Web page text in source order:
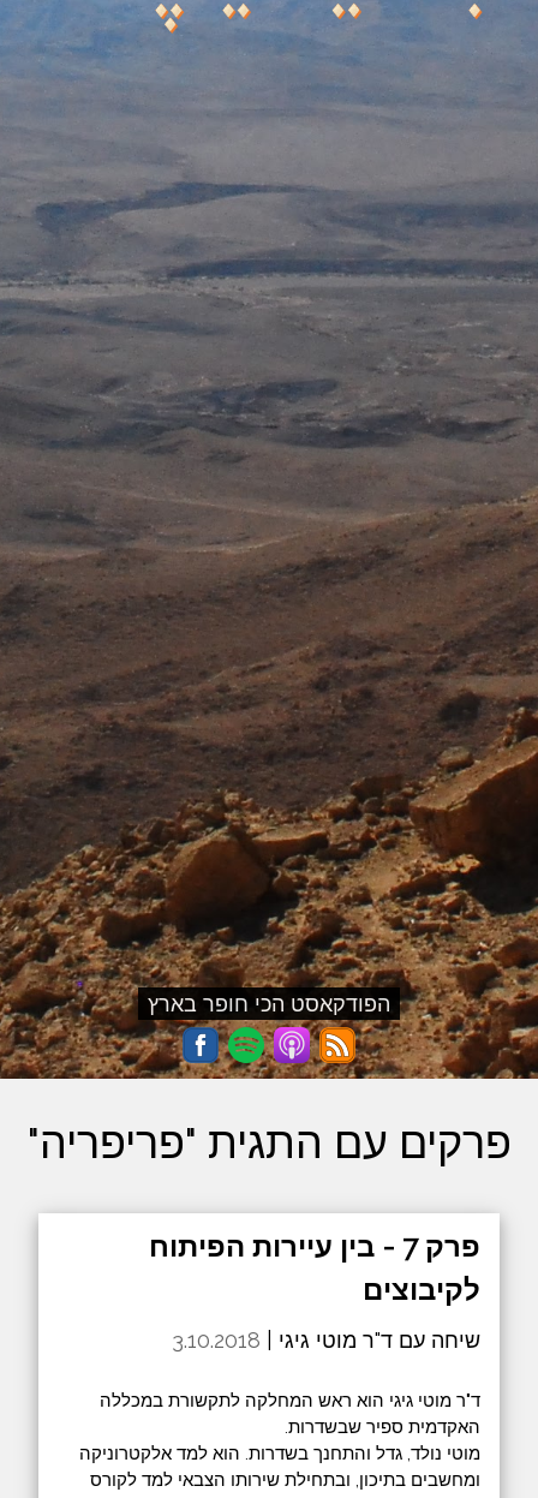
הפודקאסט הכי חופר בארץ
פרקים עם התגית "פריפריה"
פרק 7 - בין עיירות הפיתוח
לקיבוצים
שיחה עם ד"ר מוטי גיגי | 3.10.2018
ד"ר מוטי גיגי הוא ראש המחלקה לתקשורת במכללה
האקדמית ספיר שבשדרות.
‎מוטי נולד, גדל והתחנך בשדרות. הוא למד אלקטרוניקה
ומחשבים בתיכון, ובתחילת שירותו הצבאי למד לקורס